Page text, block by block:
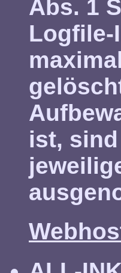
Abs. 1
Logfile-
ist,